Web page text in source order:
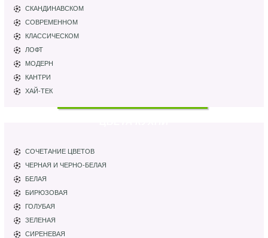
СКАНДИНАВСКОМ
СОВРЕМЕННОМ
КЛАССИЧЕСКОМ
ЛОФТ
МОДЕРН
КАНТРИ
ХАЙ-ТЕК
СОЧЕТАНИЕ ЦВЕТОВ
ЧЕРНАЯ И ЧЕРНО-БЕЛАЯ
БЕЛАЯ
БИРЮЗОВАЯ
ГОЛУБАЯ
ЗЕЛЕНАЯ
СИРЕНЕВАЯ